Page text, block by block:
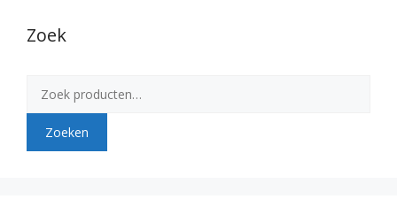
Zoek
naar:
Zoeken